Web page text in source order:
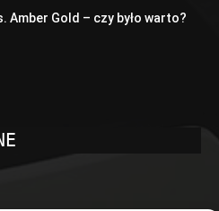
Amber Gold – czy było warto?